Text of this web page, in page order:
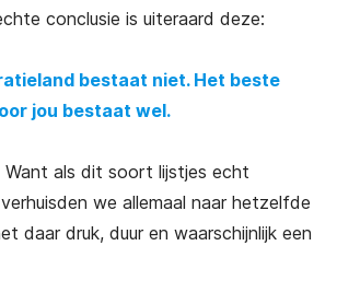
conclusie is uiteraard deze:
bestaat niet. Het beste
jou bestaat wel.
Want als dit soort lijstjes echt
we allemaal naar hetzelfde
daar druk, duur en waarschijnlijk een